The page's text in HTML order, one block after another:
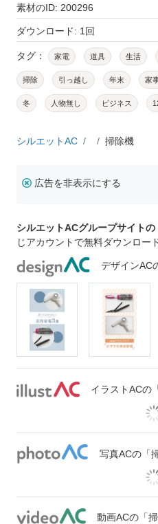
素材のID: 200296
ダウンロード: 1回
タグ： 家電 道具 生活
掃除 引っ越し 年末 家
冬 人物無し ビジネス
シルエットAC 掃除機
広告を非表示にする
シルエットACグループサイト
じアカウントで無料ダウンロー
デザインAC
イラストACの
写真ACの「
動画ACの「